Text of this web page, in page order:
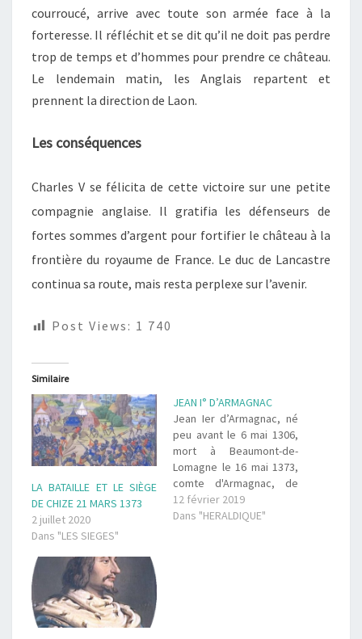
courroucé, arrive avec toute son armée face à la
forteresse. Il réfléchit et se dit qu’il ne doit pas perdre
trop de temps et d’hommes pour prendre ce château.
Le lendemain matin, les Anglais repartent et
prennent la direction de Laon.
Les conséquences
Charles V se félicita de cette victoiresur une petite
compagnie anglaise. Il gratifia les défenseursde
fortes sommes d’argent pour fortifier le château à la
frontière du royaume de France. Le duc de Lancastre
continua sa route, mais resta perplexe sur l’avenir.
Post Views: 1 740
Similaire
LA BATAILLE ET LE SIÈGE
DE CHIZE 21 MARS 1373
2 juillet 2020
Dans "LES SIEGES"
JEAN I° D’ARMAGNAC
Jean Ier d’Armagnac, né
peu avant le 6 mai 1306,
mort à Beaumont-de-
Lomagne le 16 mai 1373,
comte d'Armagnac, de
Fezensac et de Rodez de
1319 à 1373, était fils de
12 février 2019
Dans "HERALDIQUE"